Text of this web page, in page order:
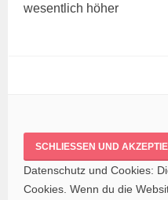
wesent­lich höher
Datenschutz und Cookies:
Cookies. Wenn du die